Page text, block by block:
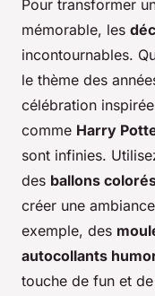
Pour transformer
mémorable, les
incontournables.
le thème des
célébration
comme Harry
sont infinies.
des ballons
créer une
exemple, des
autocollants
touche de fun et